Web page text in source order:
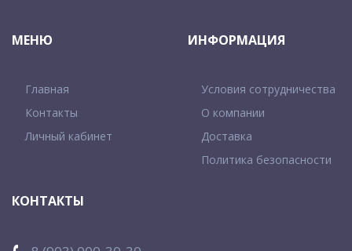
МЕНЮ
Главная
Контакты
Личный кабинет
ИНФОРМАЦИЯ
Условия сотрудничества
О компании
Доставка
Политика безопасности
КОНТАКТЫ